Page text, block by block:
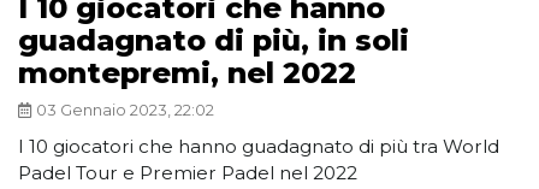
I 10 giocatori che hanno
guadagnato di più, in soli
montepremi, nel 2022
03 Gennaio 2023, 22:02
I 10 giocatori che hanno guadagnato di più tra World
Padel Tour e Premier Padel nel 2022